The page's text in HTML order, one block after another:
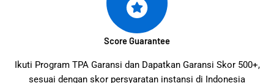
Score Guarantee
Ikuti Program TPA Garansi dan Dapatkan Garansi Skor 500+,
sesuai dengan skor persyaratan instansi di Indonesia